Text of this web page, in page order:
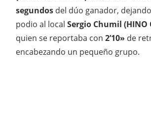
segundos del dúo ganador,
podio al local Sergio Chumil (HINO
quien se reportaba con 2’10» de
encabezando un pequeño grupo.